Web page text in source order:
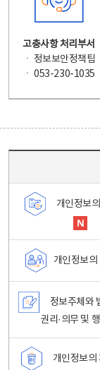
고충사항 처리부서
ㆍ 정보보안정책팀
ㆍ 053-230-1035
개인정보
개인정보
정보주체와
권리·의무 및
개인정보의